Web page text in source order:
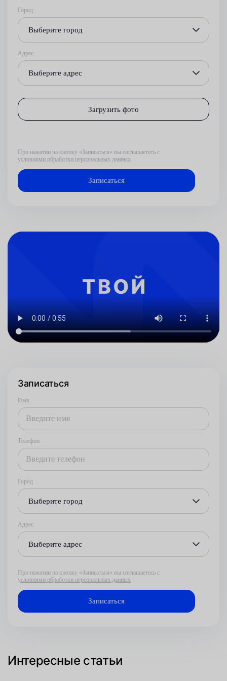
Город
Выберите город
Адрес
Выберите адрес
Загрузить фото
При нажатии на кнопку «Записаться» вы соглашаетесь с
условиями обработки персональных данных
Записаться
Имя
Телефон
Город
Выберите город
Адрес
Выберите адрес
При нажатии на кнопку «Записаться» вы соглашаетесь с
условиями обработки персональных данных
Интересные статьи